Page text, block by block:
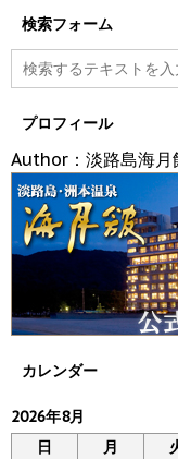
検索フォーム
プロフィール
Author：淡路島海月
カレンダー
2026年8月
日
月